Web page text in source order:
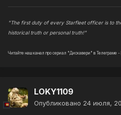
"The first duty of every Starfleet officer is to
historical truth or personal truth!"
Читайте наш канал про сериал "Дискавери" в Телеграме -
LOKY1109
Опубликовано 24 июля,